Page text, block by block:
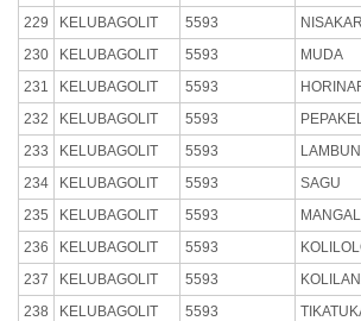
229
KELUBAGOLIT 5593
230
KELUBAGOLIT 5593 MUDA
231
KELUBAGOLIT 5593
232
KELUBAGOLIT 5593
233
KELUBAGOLIT 5593
234
KELUBAGOLIT 5593 SAGU
235
KELUBAGOLIT 5593
236
KELUBAGOLIT 5593
237
KELUBAGOLIT 5593
238
KELUBAGOLIT 5593